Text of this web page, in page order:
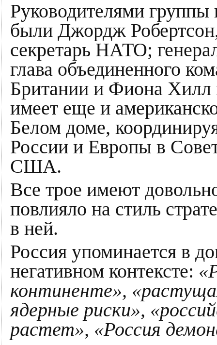
Руководителями группы
были Джордж
секретарь НАТО;
глава объединенного
Британии и Фиона Хилл
имеет еще и
Белом доме,
России и Европы в
США.
Все трое имеют
повлияло на стиль
в ней.
Россия упоминается в
негативном контексте:
континенте»,
ядерные риски»,
растет», «Россия